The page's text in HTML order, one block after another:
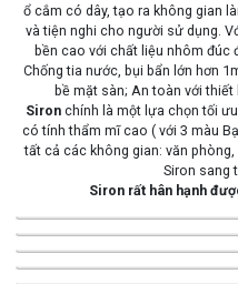
ổ cắm có dây, tạo ra không gian
và tiện nghi cho người sử dụng.
bền cao với chất liệu nhôm đúc
Chống tia nước, bụi bẩn lớn hơn
bề mặt sàn; An toàn với thiết
Sironchính là một lựa chọn tối ưu
có tính thẩm mĩ cao ( với 3 màu
tất cả các không gian: văn phòng,
Siron sang
Siron rất hân hạnh